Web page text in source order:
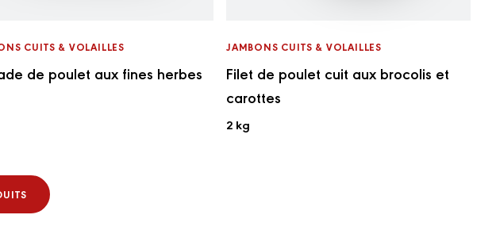
CUITS & VOLAILLES
de poulet aux fines herbes
JAMBONS CUITS & VOLAILLES
Filet de poulet cuit aux brocolis et
carottes
2 kg